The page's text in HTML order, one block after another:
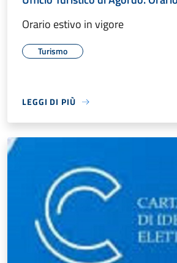
Orario estivo in vigore
Turismo
LEGGI DI PIÙ